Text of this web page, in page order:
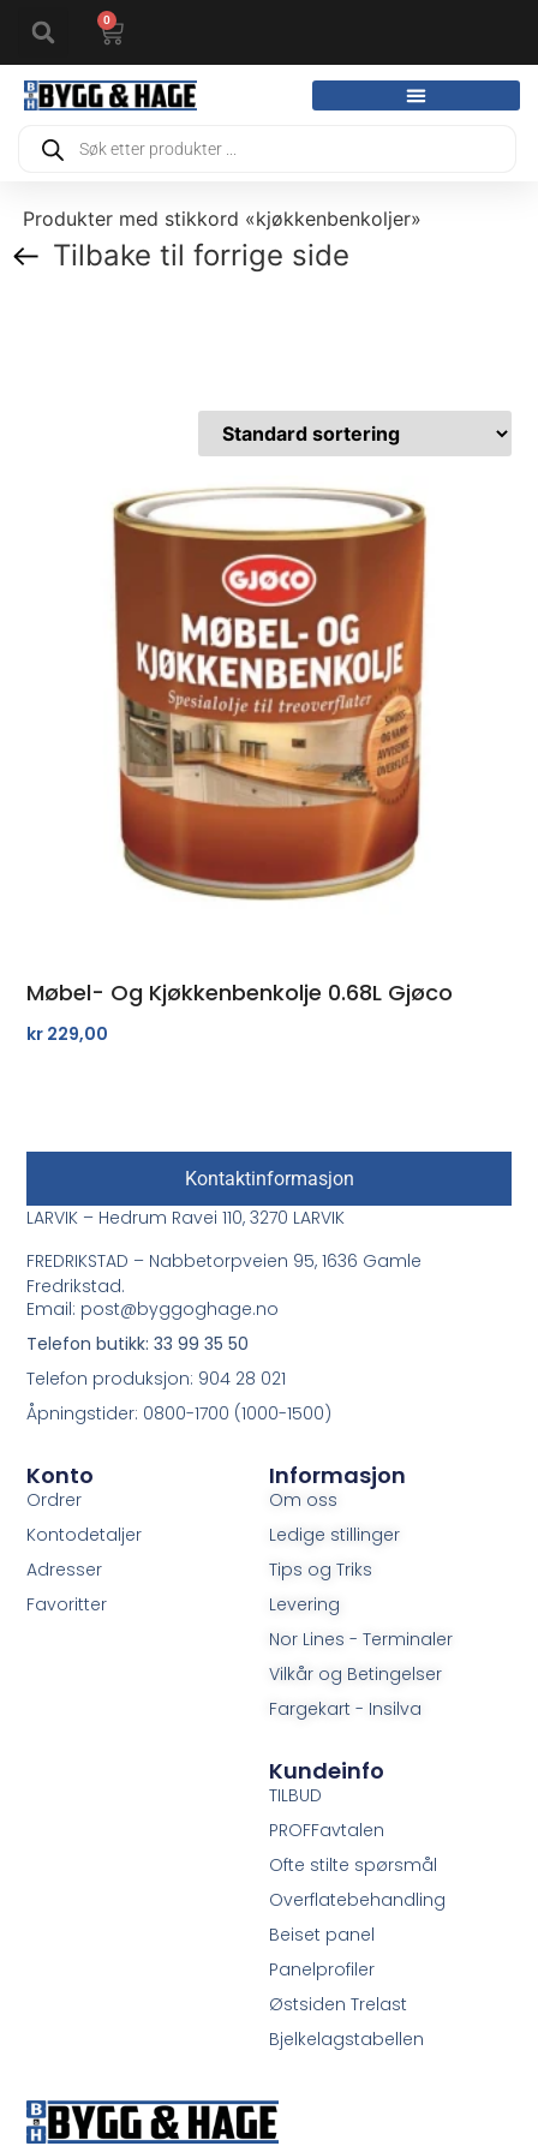
0
Produkter med stikkord «kjøkkenbenkoljer»
Tilbake til forrige side
Møbel- Og Kjøkkenbenkolje 0.68L Gjøco
kr 229,00
Informasjon
Om oss
Ledige stillinger
Tips og Triks
Levering
Nor Lines - Terminaler
Vilkår og Betingelser
Fargekart - Insilva
Konto
Ordrer
Kontodetaljer
Adresser
Favoritter
Kundeinfo
TILBUD
PROFFavtalen
Ofte stilte spørsmål
Overflatebehandling
Beiset panel
Panelprofiler
Østsiden Trelast
Bjelkelagstabellen
Kontaktinformasjon
LARVIK – Hedrum Ravei 110, 3270 LARVIK
FREDRIKSTAD – Nabbetorpveien 95, 1636 Gamle
Fredrikstad.
Email: post@byggoghage.no
Telefon butikk: 33 99 35 50
Telefon produksjon: 904 28 021
Åpningstider: 0800-1700 (1000-1500)